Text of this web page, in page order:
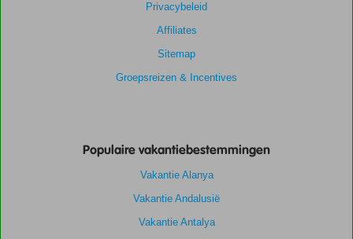
Privacybeleid
Affiliates
Sitemap
Groepsreizen & Incentives
Populaire vakantiebestemmingen
Vakantie Alanya
Vakantie Andalusië
Vakantie Antalya